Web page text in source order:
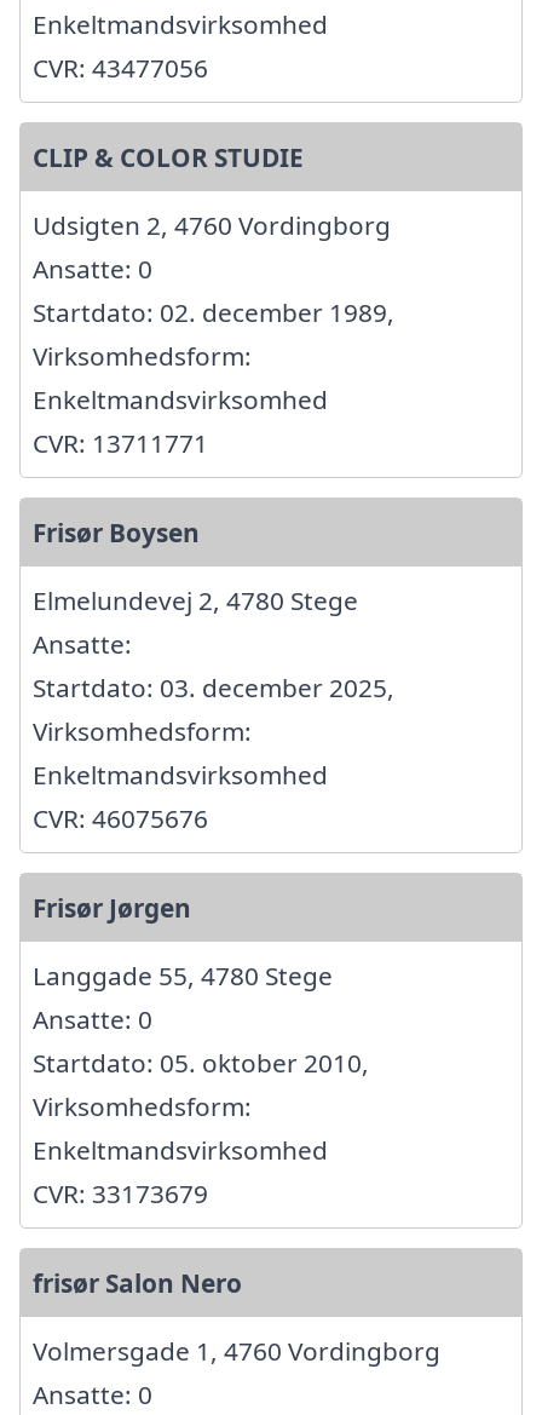
Enkeltmandsvirksomhed
CVR: 43477056
CLIP & COLOR STUDIE
Udsigten 2, 4760 Vordingborg
Ansatte: 0
Startdato: 02. december 1989,
Virksomhedsform:
Enkeltmandsvirksomhed
CVR: 13711771
Frisør Boysen
Elmelundevej 2, 4780 Stege
Ansatte:
Startdato: 03. december 2025,
Virksomhedsform:
Enkeltmandsvirksomhed
CVR: 46075676
Frisør Jørgen
Langgade 55, 4780 Stege
Ansatte: 0
Startdato: 05. oktober 2010,
Virksomhedsform:
Enkeltmandsvirksomhed
CVR: 33173679
frisør Salon Nero
Volmersgade 1, 4760 Vordingborg
Ansatte: 0